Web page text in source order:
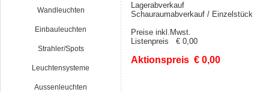
Wandleuchten
Einbauleuchten
Strahler/Spots
Leuchtensysteme
Aussenleuchten
Lagerabverkauf
Schauraumabverkauf / Einzelstück
Preise inkl.Mwst.
Listenpreis € 0,00
Aktionspreis € 0,00